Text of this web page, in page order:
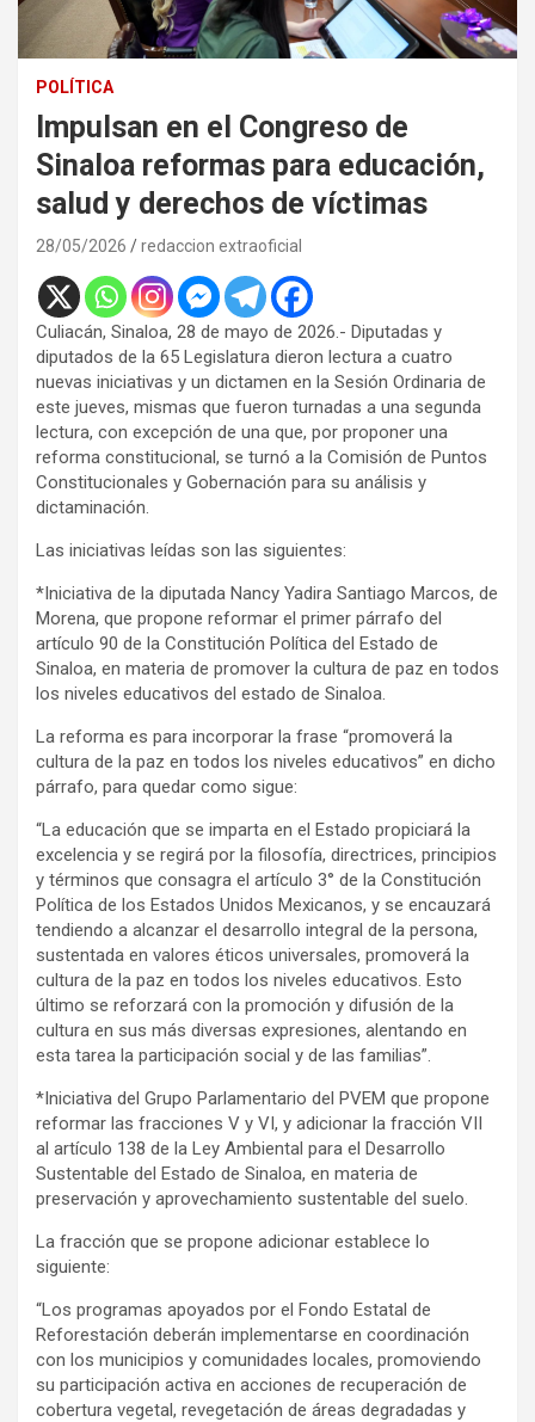
POLÍTICA
Impulsan en el Congreso de
Sinaloa reformas para educación,
salud y derechos de víctimas
28/05/2026 redaccion extraoficial
Culiacán, Sinaloa, 28 de mayo de 2026.- Diputadas y
diputados de la 65 Legislatura dieron lectura a cuatro
nuevas iniciativas y un dictamen en la Sesión Ordinaria de
este jueves, mismas que fueron turnadas a una segunda
lectura, con excepción de una que, por proponer una
reforma constitucional, se turnó a la Comisión de Puntos
Constitucionales y Gobernación para su análisis y
dictaminación.
Las iniciativas leídas son las siguientes:
*Iniciativa de la diputada Nancy Yadira Santiago Marcos, de
Morena, que propone reformar el primer párrafo del
artículo 90 de la Constitución Política del Estado de
Sinaloa, en materia de promover la cultura de paz en todos
los niveles educativos del estado de Sinaloa.
La reforma es para incorporar la frase “promoverá la
cultura de la paz en todos los niveles educativos” en dicho
párrafo, para quedar como sigue:
“La educación que se imparta en el Estado propiciará la
excelencia y se regirá por la filosofía, directrices, principios
y términos que consagra el artículo 3° de la Constitución
Política de los Estados Unidos Mexicanos, y se encauzará
tendiendo a alcanzar el desarrollo integral de la persona,
sustentada en valores éticos universales, promoverá la
cultura de la paz en todos los niveles educativos. Esto
último se reforzará con la promoción y difusión de la
cultura en sus más diversas expresiones, alentando en
esta tarea la participación social y de las familias”.
*Iniciativa del Grupo Parlamentario del PVEM que propone
reformar las fracciones V y VI, y adicionar la fracción VII
al artículo 138 de la Ley Ambiental para el Desarrollo
Sustentable del Estado de Sinaloa, en materia de
preservación y aprovechamiento sustentable del suelo.
La fracción que se propone adicionar establece lo
siguiente:
“Los programas apoyados por el Fondo Estatal de
Reforestación deberán implementarse en coordinación
con los municipios y comunidades locales, promoviendo
su participación activa en acciones de recuperación de
cobertura vegetal, revegetación de áreas degradadas y